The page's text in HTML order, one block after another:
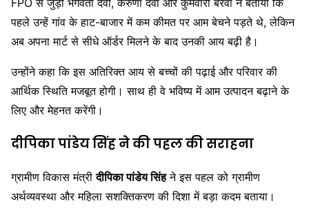
पहले उन्हें गांव के हाट-बाजार में कम कीमत पर आम बेचने पड़ते थे, लेकिन
अब अपना मार्ट से सीधे ऑर्डर मिलने के बाद उनकी आय बढ़ी है।
उन्होंने कहा कि इस अतिरिक्त आय से बच्चों की पढ़ाई और परिवार की
आर्थिक स्थिति मजबूत होगी। साथ ही वे भविष्य में आम उत्पादन बढ़ाने के
लिए और मेहनत करेंगी।
दीपिका पांडेय सिंह ने की पहल की सराहना
ग्रामीण विकास मंत्रीदीपिका पांडेय सिंहने इस पहल को ग्रामीण
अर्थव्यवस्था और महिला सशक्तिकरण की दिशा में बड़ा कदम बताया।